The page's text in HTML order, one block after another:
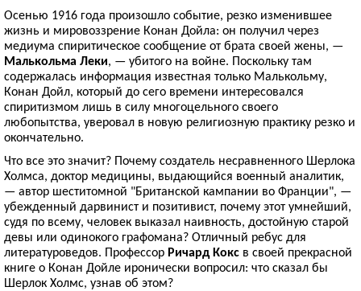
Осенью 1916 года произошло событие, резко изменившее
жизнь и мировоззрение Конан Дойла: он получил через
медиума спиритическое сообщение от брата своей жены, —
Малькольма Леки, — убитого на войне. Поскольку там
содержалась информация известная только Малькольму,
Конан Дойл, который до сего времени интересовался
спиритизмом лишь в силу многоцельного своего
любопытства, уверовал в новую религиозную практику резко и
окончательно.
Что все это значит? Почему создатель несравненного Шерлока
Холмса, доктор медицины, выдающийся военный аналитик,
— автор шеститомной "Британской кампании во Франции", —
убежденный дарвинист и позитивист, почему этот умнейший,
судя по всему, человек выказал наивность, достойную старой
девы или одинокого графомана? Отличный ребус для
литературоведов. Профессор Ричард Кокс в своей прекрасной
книге о Конан Дойле иронически вопросил: что сказал бы
Шерлок Холмс, узнав об этом?